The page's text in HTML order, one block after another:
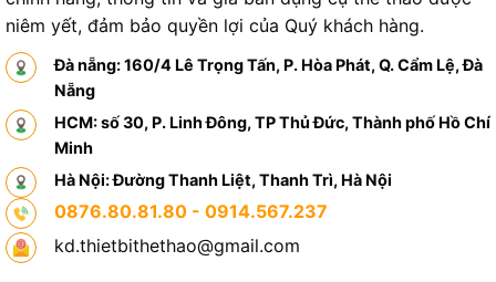
niêm yết, đảm bảo quyền lợi của Quý khách hàng.
Đà nẵng: 160/4 Lê Trọng Tấn, P. Hòa Phát, Q. Cẩm Lệ, Đà
Nẵng
HCM: số 30, P. Linh Đông, TP Thủ Đức, Thành phố Hồ Chí
Minh
Hà Nội: Đường Thanh Liệt, Thanh Trì, Hà Nội
0876.80.81.80 - 0914.567.237
kd.thietbithethao@gmail.com